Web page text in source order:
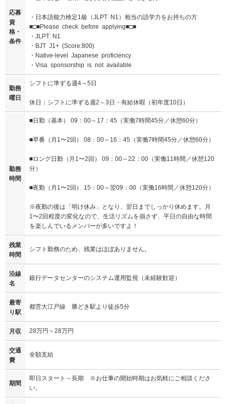
応募
資
格・
条件
・日本語能力検定1級（JLPT N1）相当の語学力をお持ちの方
■□■Please check before applying■□■
・JLPT N1
・BJT J1+ (Score:800)
・Native-level Japanese proficiency
・Visa sponsorship is not available
勤務
曜日
シフトに準ずる週4～5日
休日：シフトに準ずる週2～3日・有給休暇（初年度10日）
勤務
時間
■日勤（基本） 09：00～17：45（実働7時間45分／休憩60分）
■早番（月1〜2回） 08：00～16：45（実働7時間45分／休憩60分）
■ロング日勤（月1〜2回） 09：00～22：00（実働11時間／休憩120
分）
■夜勤（月1〜2回） 15：00～翌09：00（実働16時間／休憩120分）
※夜勤の後は「明け休み」となり、翌日までしっかり休めます。月
1〜2回程度の変化なので、生活リズムを崩さず、平日の自由な時間
を楽しんでいるメンバーが多いですよ！
残業
時間
シフト勤務のため、残業はほぼありません。
沿線
名
銀行データセンターのシステム運用監視（未経験歓迎）
最寄
り駅
都営大江戸線 勝どき駅より徒歩5分
月収 28万円～28万円
交通
費
全額支給
期間
即日スタート～長期 ※お仕事の開始時期はお気軽にご相談くださ
い。